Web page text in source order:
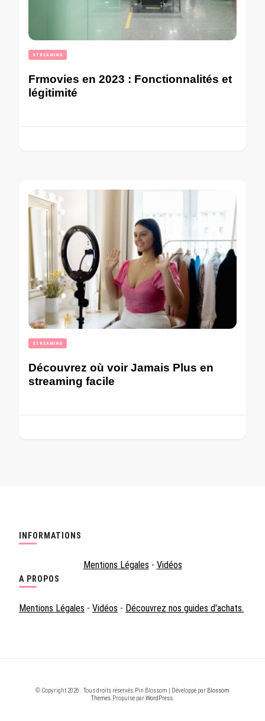
STREAMING
Frmovies en 2023 : Fonctionnalités et
légitimité
STREAMING
Découvrez où voir Jamais Plus en
streaming facile
INFORMATIONS
Mentions Légales - Vidéos
A PROPOS
Mentions Légales - Vidéos - Découvrez nos guides d'achats.
© Copyright 2026 . Tous droits réservés.Pin Blossom | Développé par Blossom
Themes.Propulsé parWordPress.